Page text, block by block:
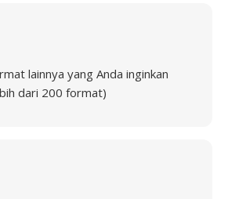
lainnya yang Anda inginkan
dari 200 format)